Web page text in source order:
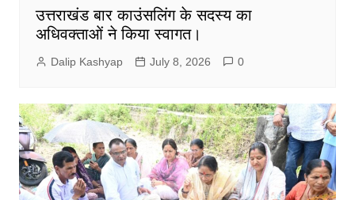
उत्तराखंड बार काउंसलिंग के सदस्य का
अधिवक्ताओं ने किया स्वागत।
Dalip Kashyap July 8, 2026 0